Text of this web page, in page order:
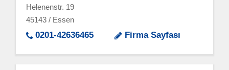
Helenenstr. 19
45143 / Essen
0201-42636465 Firma Sayfası